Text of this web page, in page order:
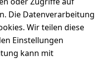
Die Datenverarbeitung
Wir teilen diese
Einstellungen
kann mit
i
s